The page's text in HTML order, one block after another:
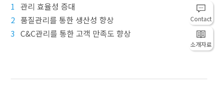
Contact
소개자료
1 관리 효율성 증대​
2 품질관리를 통한 생산성 향상​
3 C&C관리를 통한 고객 만족도 향상